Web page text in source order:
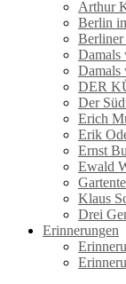
Arthur
Berlin
Berliner
Damals
DER
Der
Erich
Erik
Ernst
Ewald
Klaus
Drei
Erinnerungen